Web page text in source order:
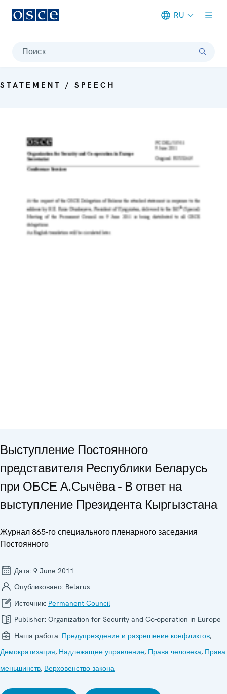
RU
Поиск
STATEMENT / SPEECH
Выступление Постоянного
представителя Республики Беларусь
при ОБСЕ А.Сычёва - В ответ на
выступление Президента Кыргызстана
Журнал 865-го специального пленарного заседания
Постоянного
Дата: 9 June 2011
Опубликовано: Belarus
Источник: Permanent Council
Publisher: Organization for Security and Co-operation in Europe
Наша работа: Предупреждение и разрешение конфликтов,
Демократизация, Надлежащее управление, Права человека, Права
меньшинств, Верховенство закона